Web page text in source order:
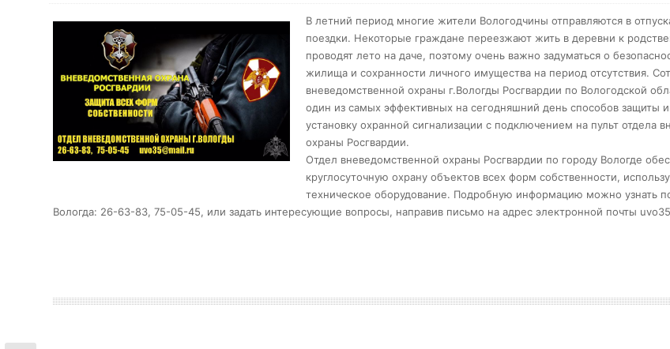
В летний период многие жители Вологодчины отправляются в
поездки. Некоторые граждане переезжают жить в деревни к
проводят лето на даче, поэтому очень важно задуматься о
жилища и сохранности личного имущества на период отсутствия.
вневедомственной охраны г.Вологды Росгвардии по Вологодской
один из самых эффективных на сегодняшний день способов защиты
установку охранной сигнализации с подключением на пульт отдела
охраны Росгвардии.
Отдел вневедомственной охраны Росгвардии по городу Вологде
круглосуточную охрану объектов всех форм собственности,
техническое оборудование. Подробную информацию можно узнать
Вологда: 26-63-83, 75-05-45, или задать интересующие вопросы, направив письмо на адрес электронной почты